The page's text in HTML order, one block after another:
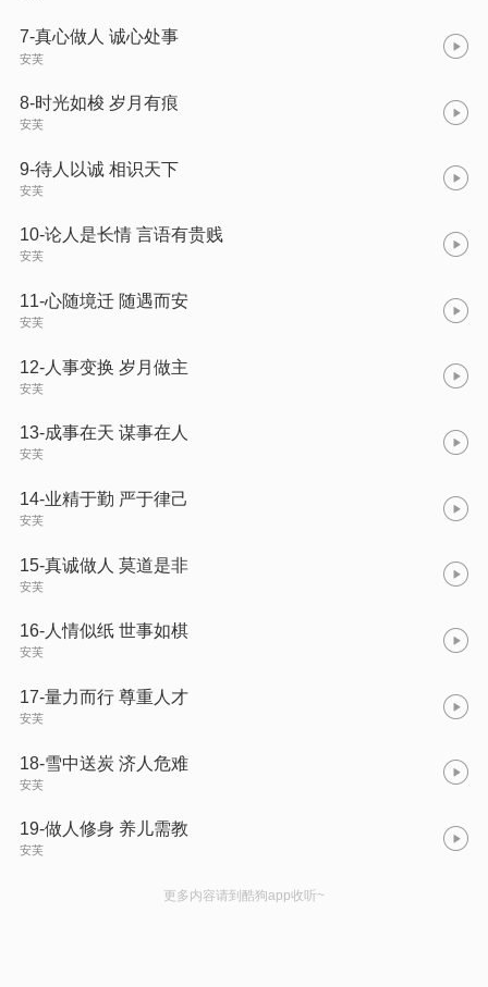
7-真心做人 诚心处事
安芙
8-时光如梭 岁月有痕
安芙
9-待人以诚 相识天下
安芙
10-论人是长情 言语有贵贱
安芙
11-心随境迁 随遇而安
安芙
12-人事变换 岁月做主
安芙
13-成事在天 谋事在人
安芙
14-业精于勤 严于律己
安芙
15-真诚做人 莫道是非
安芙
16-人情似纸 世事如棋
安芙
17-量力而行 尊重人才
安芙
18-雪中送炭 济人危难
安芙
19-做人修身 养儿需教
安芙
更多内容请到酷狗app收听~